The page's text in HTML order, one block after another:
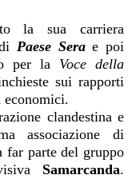
la sua carriera
Paese Sera e poi
per la Voce della
sui rapporti
clandestina e
associazione di
far parte del gruppo
Samarcanda.